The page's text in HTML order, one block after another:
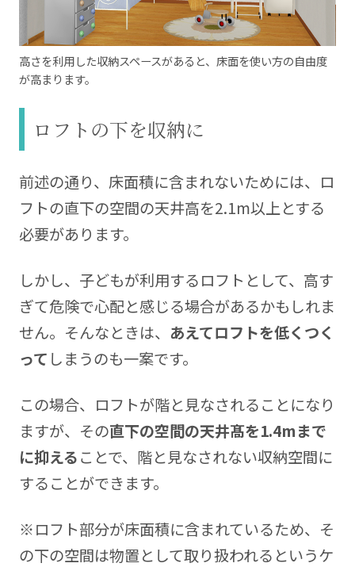
高さを利用した収納スペースがあると、床面を使い方の自由度
が高まります。
ロフトの下を収納に
前述の通り、床面積に含まれないためには、ロ
フトの直下の空間の天井高を2.1m以上とする
必要があります。
しかし、子どもが利用するロフトとして、高す
ぎて危険で心配と感じる場合があるかもしれま
せん。そんなときは、 あえてロフトを低くつく
って しまうのも一案です。
この場合、ロフトが階と見なされることになり
ますが、その直下の空間の天井髙を1.4mまで
に抑えることで、階と見なされない収納空間に
することができます。
※ロフト部分が床面積に含まれているため、そ
の下の空間は物置として取り扱われるというケ